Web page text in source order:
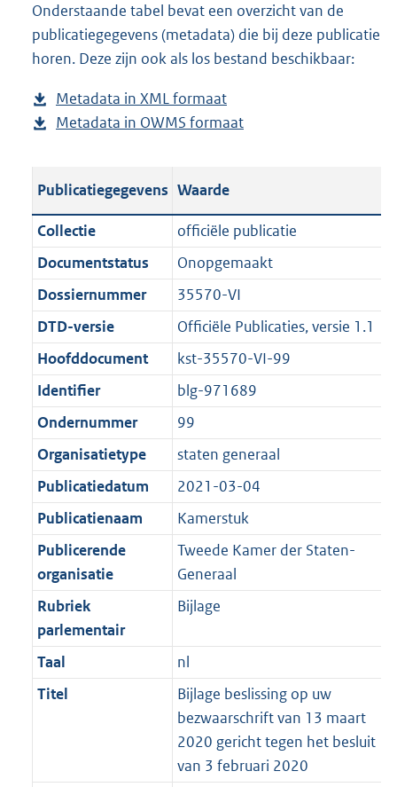
l
o
a
p
u
l
c
t
i
e
n
f
o
m
a
a
t
a
n
d
g
r
o
t
:
6
7
4
K
b
Onderstaande tabel bevat een overzicht van de
publicatiegegevens (metadata) die bij deze publicatie
horen. Deze zijn ook als los bestand beschikbaar:
Metadata in XML formaat
e
a
n
d
s
g
r
o
o
t
t
e
:
1
K
b
Metadata in OWMS formaat
a
n
d
g
r
o
o
t
t
e
:
1
K
b
Publicatiegegevens Waarde
Collectie
officiële publicatie
Documentstatus
Onopgemaakt
Dossiernummer
35570-VI
DTD-versie
Officiële Publicaties, versie 1.1
Hoofddocument
kst-35570-VI-99
Identifier
blg-971689
Ondernummer
99
Organisatietype
staten generaal
Publicatiedatum
2021-03-04
Publicatienaam
Kamerstuk
Publicerende
organisatie
Tweede Kamer der Staten-
Generaal
Rubriek
parlementair
Bijlage
Taal
nl
Titel
Bijlage beslissing op uw
bezwaarschrift van 13 maart
2020 gericht tegen het besluit
van 3 februari 2020